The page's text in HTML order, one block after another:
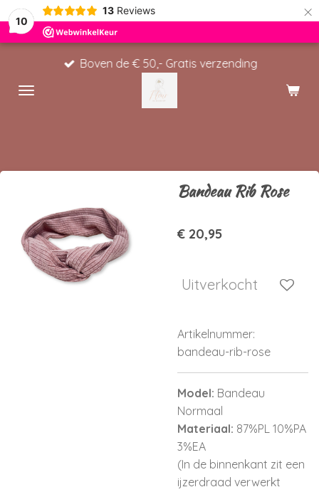
10
13 Reviews ×
Boven de € 50,- Gratis verzending
Bandeau Rib Rose
€ 20,95
Uitverkocht
Artikelnummer:
bandeau-rib-rose
Model: Bandeau
Normaal
Materiaal: 87%PL 10%PA
3%EA
(In de binnenkant zit een
ijzerdraad verwerkt